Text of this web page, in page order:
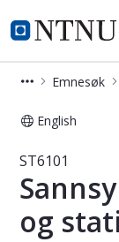
NTNU Hjemmeside
Studier
Emnesøk
English
Emne -
ST6101
og